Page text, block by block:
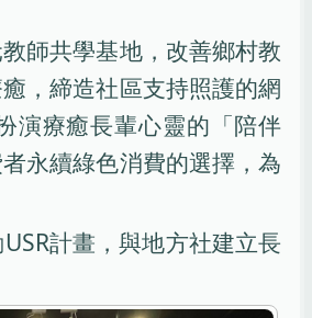
師共學基地，改善鄉村教
，締造社區支持照護的網
演療癒長輩心靈的「陪伴
永續綠色消費的選擇，為
計畫，與地方社建立長